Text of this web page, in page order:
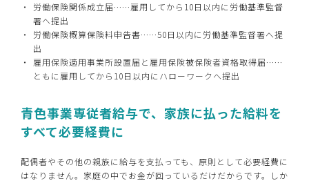
労働保険関係成立届……雇用してから10日以内に労働基準監督
署へ提出
労働保険概算保険料申告書……50日以内に労働基準監督署へ提
出
雇用保険適用事業所設置届と雇用保険被保険者資格取得届……
ともに雇用してから10日以内にハローワークへ提出
青色事業専従者給与で、家族に払った給料を
すべて必要経費に
配偶者やその他の親族に給与を支払っても、原則として必要経費に
はなりません。家庭の中でお金が回っているだけだからです。しか